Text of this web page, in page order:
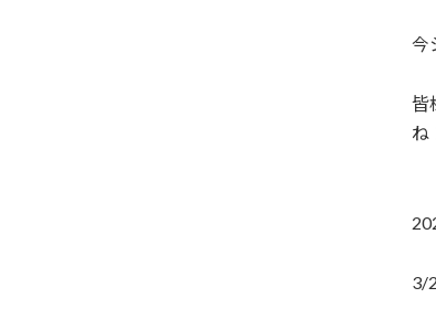
今
皆
ね
3/